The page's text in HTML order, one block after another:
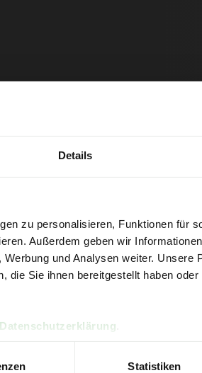
Details
zu personalisieren, Funktionen für
Außerdem geben wir
und Analysen weiter. Unsere
die Sie ihnen bereitgestellt haben
Datenschutzerklärung
Statistiken
für
von 6 Tonnen loser Warein DINplus-/